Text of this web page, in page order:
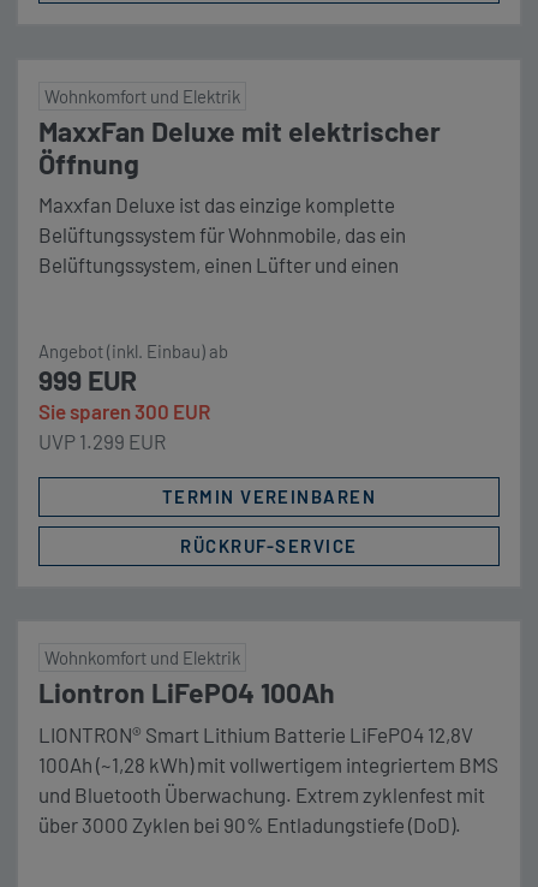
Wohnkomfort und Elektrik
MaxxFan Deluxe mit elektrischer
Öffnung
Maxxfan Deluxe ist das einzige komplette
Belüftungssystem für Wohnmobile, das ein
Belüftungssystem, einen Lüfter und einen
Deluxe mit Lüfter und Regenschutz, elektrischer
Öffnung (Haube wahlweise in transparent, weiß oder
Smoke) Komplettmontage inkl. Kabelanschluss
anstelle einer vorhandenen 40×40 cm Dachluke
OPTIONAL: zusätzlicher Dachausschnitt + 200,- €
Angebot (inkl. Einbau) ab
999 EUR
Sie sparen 300 EUR
UVP 1.299 EUR
TERMIN VEREINBAREN
RÜCKRUF-SERVICE
Wohnkomfort und Elektrik
Liontron LiFePO4 100Ah
LIONTRON® Smart Lithium Batterie LiFePO4 12,8V
100Ah (~1,28 kWh) mit vollwertigem integriertem BMS
und Bluetooth Überwachung. Extrem zyklenfest mit
über 3000 Zyklen bei 90% Entladungstiefe (DoD).